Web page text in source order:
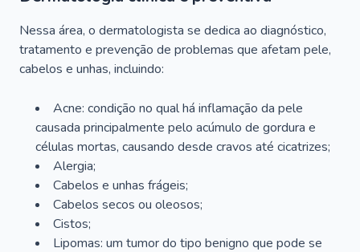
Nessa área, o dermatologista se dedica ao diagnóstico,
tratamento e prevenção de problemas que afetam pele,
cabelos e unhas, incluindo:
Acne: condição no qual há inflamação da pele
causada principalmente pelo acúmulo de gordura e
células mortas, causando desde cravos até cicatrizes;
Alergia;
Cabelos e unhas frágeis;
Cabelos secos ou oleosos;
Cistos;
Lipomas: um tumor do tipo benigno que pode se